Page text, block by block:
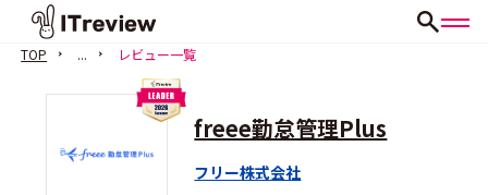
TOP ... レビュー一覧
freee勤怠管理Plus
フリー株式会社